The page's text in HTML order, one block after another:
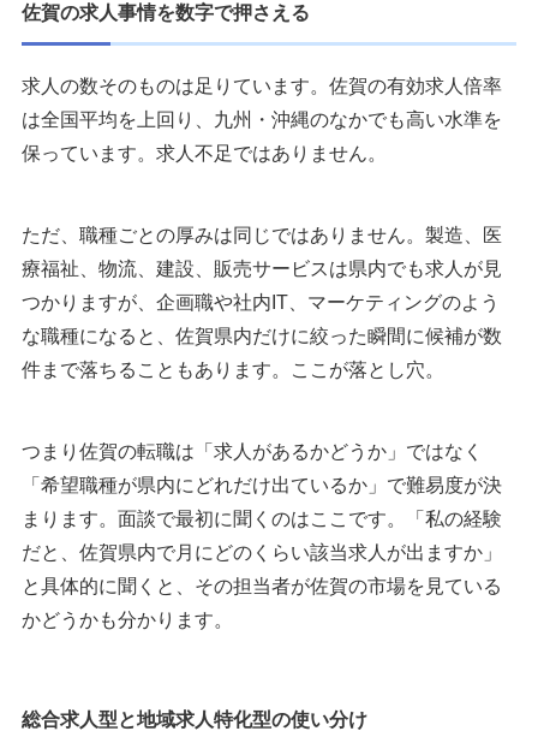
佐賀の求人事情を数字で押さえる
求人の数そのものは足りています。佐賀の有効求人倍率
は全国平均を上回り、九州・沖縄のなかでも高い水準を
保っています。求人不足ではありません。
ただ、職種ごとの厚みは同じではありません。製造、医
療福祉、物流、建設、販売サービスは県内でも求人が見
つかりますが、企画職や社内IT、マーケティングのよう
な職種になると、佐賀県内だけに絞った瞬間に候補が数
件まで落ちることもあります。ここが落とし穴。
つまり佐賀の転職は「求人があるかどうか」ではなく
「希望職種が県内にどれだけ出ているか」で難易度が決
まります。面談で最初に聞くのはここです。「私の経験
だと、佐賀県内で月にどのくらい該当求人が出ますか」
と具体的に聞くと、その担当者が佐賀の市場を見ている
かどうかも分かります。
総合求人型と地域求人特化型の使い分け